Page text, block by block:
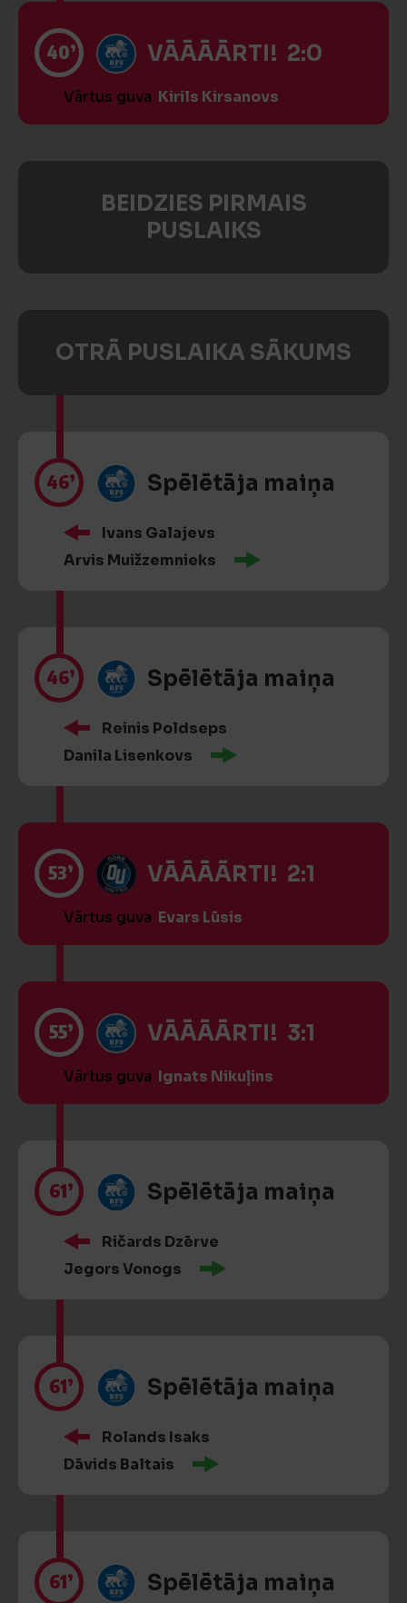
40’ VĀĀĀĀRTI! 2:0
Vārtus guva Kirils Kirsanovs
BEIDZIES PIRMAIS
PUSLAIKS
OTRĀ PUSLAIKA SĀKUMS
46’ Spēlētāja maiņa
Ivans Galajevs
Arvis Muižzemnieks
46’ Spēlētāja maiņa
Reinis Poldseps
Danila Lisenkovs
53’ VĀĀĀĀRTI! 2:1
Vārtus guva Evars Lūsis
55’ VĀĀĀĀRTI! 3:1
Vārtus guva Ignats Nikuļins
61’ Spēlētāja maiņa
Ričards Dzērve
Jegors Vonogs
61’ Spēlētāja maiņa
Rolands Isaks
Dāvids Baltais
61’ Spēlētāja maiņa